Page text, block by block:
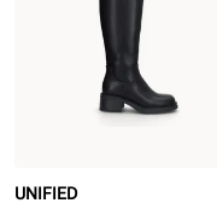
UNIFIED